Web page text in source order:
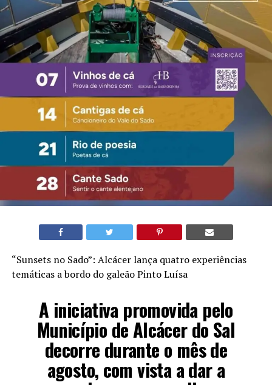
“Sunsets no Sado”: Alcácer lança quatro experiências
temáticas a bordo do galeão Pinto Luísa
A iniciativa promovida pelo
Município de Alcácer do Sal
decorre durante o mês de
agosto, com vista a dar a